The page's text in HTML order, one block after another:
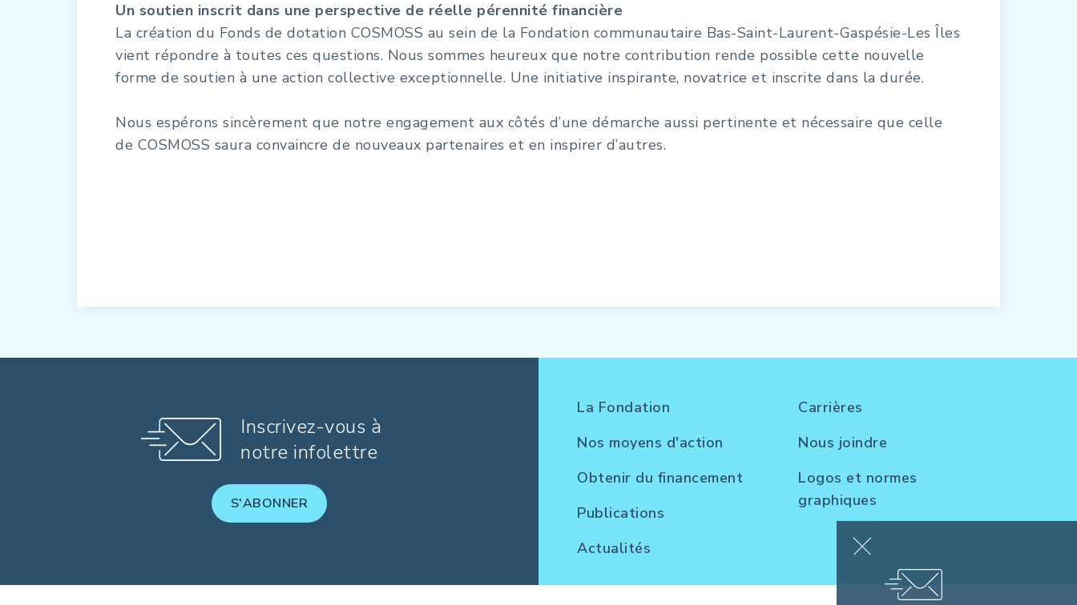
Un soutien inscrit dans une perspective de réelle pérennité financière
La création du Fonds de dotation COSMOSS au sein de la Fondation communautaire Bas-Saint-Laurent-Gaspésie-Les Îles
vient répondre à toutes ces questions. Nous sommes heureux que notre contribution rende possible cette nouvelle
forme de soutien à une action collective exceptionnelle. Une initiative inspirante, novatrice et inscrite dans la durée.
Nous espérons sincèrement que notre engagement aux côtés d’une démarche aussi pertinente et nécessaire que celle
de COSMOSS saura convaincre de nouveaux partenaires et en inspirer d’autres.
Inscrivez-vous à
notre infolettre
S'ABONNER
La Fondation
Nos moyens d'action
Obtenir du financement
Publications
Actualités
Carrières
Nous joindre
Logos et normes
graphiques